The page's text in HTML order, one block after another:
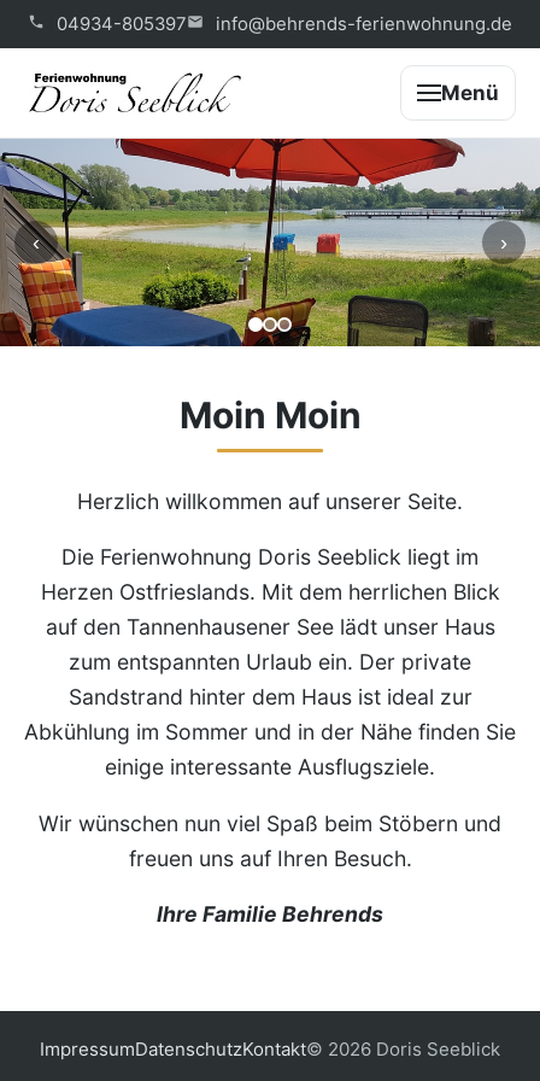
04934-805397 info@behrends-ferienwohnung.de
Menü
‹ ›
Moin Moin
Herzlich willkommen auf unserer Seite.
Die Ferienwohnung Doris Seeblick liegt im
Herzen Ostfrieslands. Mit dem herrlichen Blick
auf den Tannenhausener See lädt unser Haus
zum entspannten Urlaub ein. Der private
Sandstrand hinter dem Haus ist ideal zur
Abkühlung im Sommer und in der Nähe finden Sie
einige interessante Ausflugsziele.
Wir wünschen nun viel Spaß beim Stöbern und
freuen uns auf Ihren Besuch.
Ihre Familie Behrends
ImpressumDatenschutzKontakt© 2026 Doris Seeblick